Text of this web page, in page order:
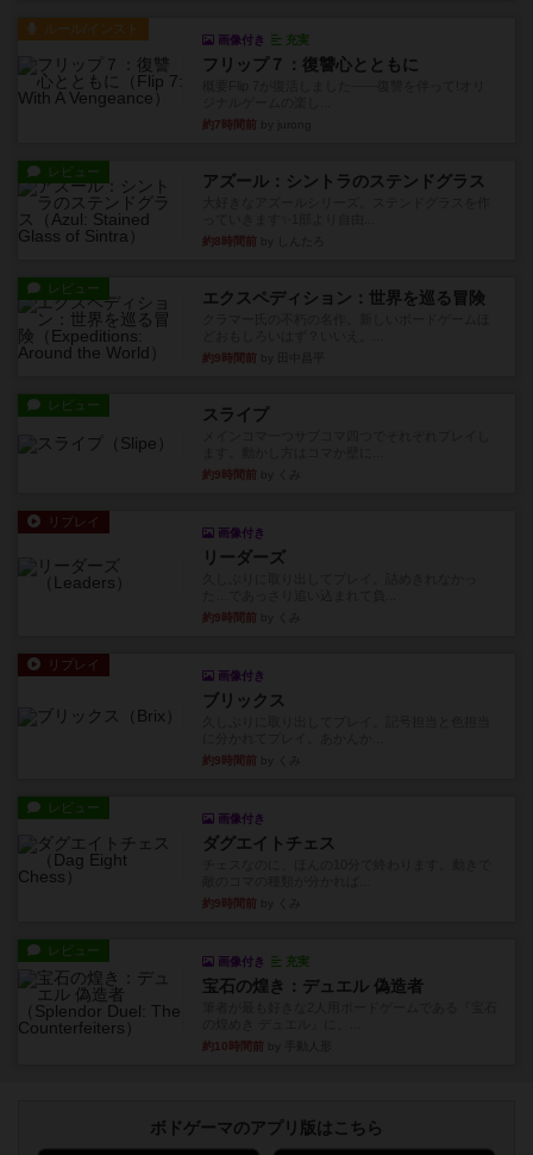
ルール/インスト
画像付き 充実
フリップ７：復讐心とともに
約7時間前
レビュー アズール：シントラのステンドグラス
約8時間前
レビュー エクスペディション：世界を巡る冒険
約9時間前
レビュー スライプ
約9時間前
リプレイ
画像付き
リーダーズ
約9時間前
リプレイ
画像付き
ブリックス
約9時間前
レビュー
画像付き
ダグエイトチェス
約9時間前
レビュー
画像付き 充実
宝石の煌き：デュエル 偽造者
約10時間前
ボドゲーマのアプリ版はこちら